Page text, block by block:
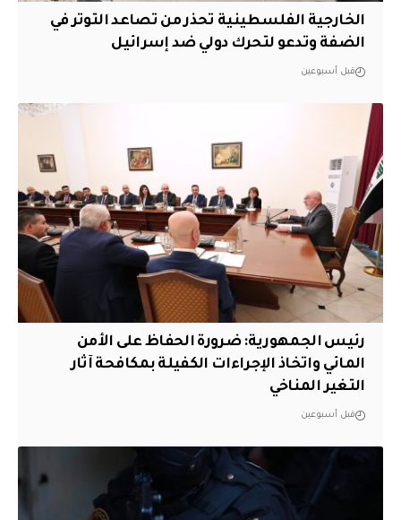
الخارجية الفلسطينية تحذر من تصاعد التوتر في
الضفة وتدعو لتحرك دولي ضد إسرائيل
قبل أسبوعين
رئيس الجمهورية: ضرورة الحفاظ على الأمن
المائي واتخاذ الإجراءات الكفيلة بمكافحة آثار
التغير المناخي
قبل أسبوعين